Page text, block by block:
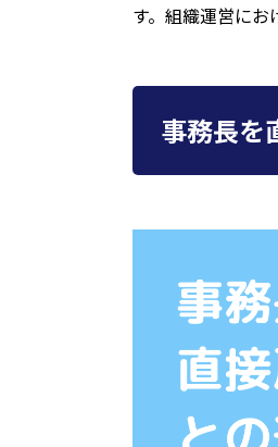
す。組織運営にお
事務長を